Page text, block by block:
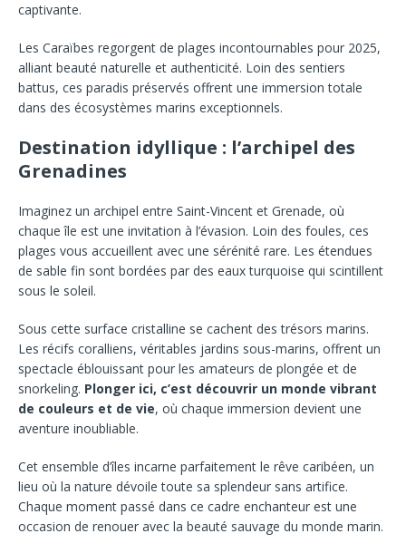
captivante.
Les Caraïbes regorgent de plages incontournables pour 2025,
alliant beauté naturelle et authenticité. Loin des sentiers
battus, ces paradis préservés offrent une immersion totale
dans des écosystèmes marins exceptionnels.
Destination idyllique : l’archipel des
Grenadines
Imaginez un archipel entre Saint-Vincent et Grenade, où
chaque île est une invitation à l’évasion. Loin des foules, ces
plages vous accueillent avec une sérénité rare. Les étendues
de sable fin sont bordées par des eaux turquoise qui scintillent
sous le soleil.
Sous cette surface cristalline se cachent des trésors marins.
Les récifs coralliens, véritables jardins sous-marins, offrent un
spectacle éblouissant pour les amateurs de plongée et de
snorkeling. Plonger ici, c’est découvrir un monde vibrant
de couleurs et de vie, où chaque immersion devient une
aventure inoubliable.
Cet ensemble d’îles incarne parfaitement le rêve caribéen, un
lieu où la nature dévoile toute sa splendeur sans artifice.
Chaque moment passé dans ce cadre enchanteur est une
occasion de renouer avec la beauté sauvage du monde marin.